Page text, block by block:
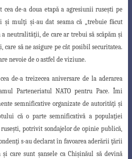
cea de-a doua etapă a agresiunii ruseşti pe
şi mulţi şi-au dat seama că „trebuie făcut
a neutralităţii, de care ar trebui să scăpăm şi
să ne asigure pe cât posibil securitatea.
nevoie de o astfel de viziune.
de-a treizecea aniversare de la aderarea
Parteneriatul NATO pentru Pace. Îmi
semnificative organizate de autorităţi şi
că o parte semnificativă a populaţiei
potrivit sondajelor de opinie publică,
s-au declarat în favoarea aderării ţării
care sunt şansele ca Chişinăul să devină